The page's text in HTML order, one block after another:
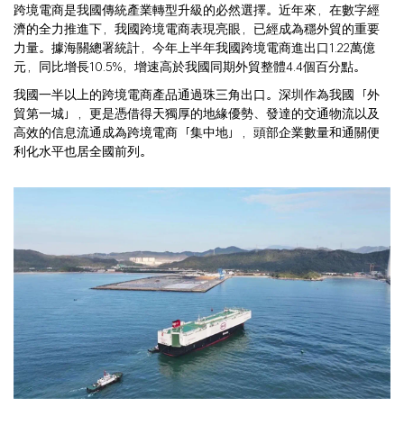
跨境電商是我國傳統產業轉型升級的必然選擇。近年來，在數字經
濟的全力推進下，我國跨境電商表現亮眼，已經成為穩外貿的重要
力量。據海關總署統計，今年上半年我國跨境電商進出口1.22萬億
元，同比增長10.5%，增速高於我國同期外貿整體4.4個百分點。
我國一半以上的跨境電商產品通過珠三角出口。深圳作為我國「外
貿第一城」，更是憑借得天獨厚的地緣優勢、發達的交通物流以及
高效的信息流通成為跨境電商「集中地」，頭部企業數量和通關便
利化水平也居全國前列。